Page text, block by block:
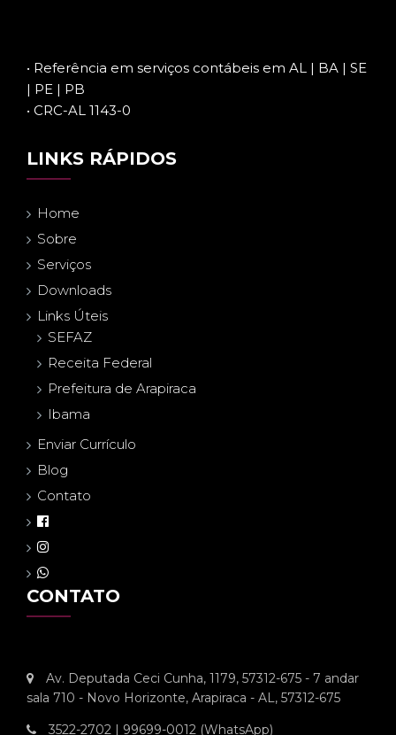
• Referência em serviços contábeis em AL | BA | SE
| PE | PB
• CRC-AL 1143-0
LINKS RÁPIDOS
Home
Sobre
Serviços
Downloads
Links Úteis
SEFAZ
Receita Federal
Prefeitura de Arapiraca
Ibama
Enviar Currículo
Blog
Contato
CONTATO
Av. Deputada Ceci Cunha, 1179, 57312-675 - 7 andar
sala 710 - Novo Horizonte, Arapiraca - AL, 57312-675
3522-2702 | 99699-0012 (WhatsApp)